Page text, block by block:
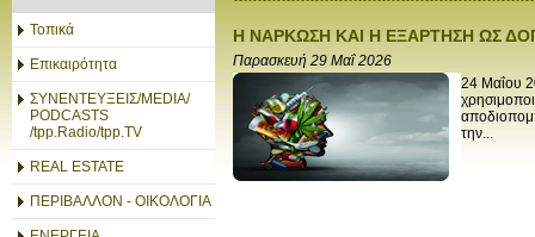
Τοπικά
Επικαιρότητα
ΣΥΝΕΝΤΕΥΞΕΙΣ/MEDIA/
PODCASTS
/tpp.Radio/tpp.TV
REAL ESTATE
ΠΕΡΙΒΑΛΛΟΝ - ΟΙΚΟΛΟΓΙΑ
Η ΝΑΡΚΩΣΗ ΚΑΙ Η ΕΞΑΡΤΗΣΗ ΩΣ
Παρασκευή 29 Μαΐ 2026
24 Μαΐου
την...